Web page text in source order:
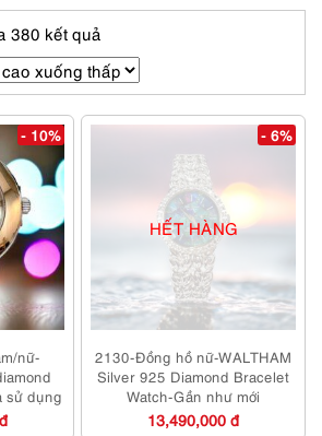
380 kết quả
sắp
xếp
theo
giá:
- 10%
nữ-
sử dụng
HẾT HÀNG
- 6%
2130-Đồng hồ nữ-WALTHAM
Silver 925 Diamond Bracelet
Watch-Gần như mới
13,490,000 đ